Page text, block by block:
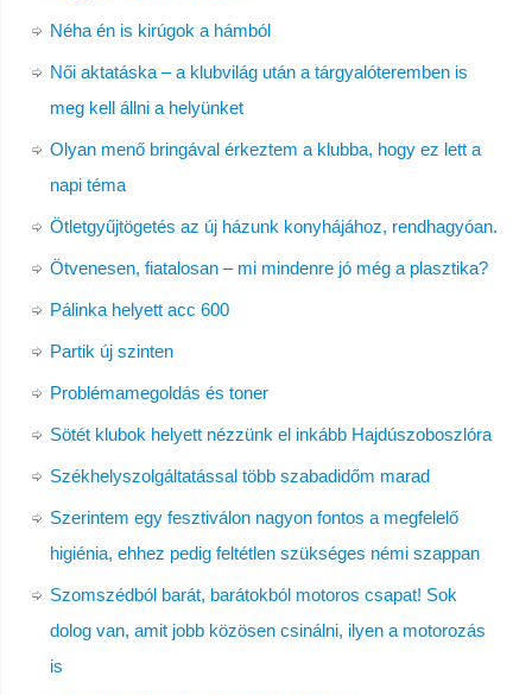
Néha én is kirúgok a hámból
Női aktatáska – a klubvilág után a tárgyalóteremben is
meg kell állni a helyünket
Olyan menő bringával érkeztem a klubba, hogy ez lett a
napi téma
Ötletgyűjtögetés az új házunk konyhájához, rendhagyóan.
Ötvenesen, fiatalosan – mi mindenre jó még a plasztika?
Pálinka helyett acc 600
Partik új szinten
Problémamegoldás és toner
Sötét klubok helyett nézzünk el inkább Hajdúszoboszlóra
Székhelyszolgáltatással több szabadidőm marad
Szerintem egy fesztiválon nagyon fontos a megfelelő
higiénia, ehhez pedig feltétlen szükséges némi szappan
Szomszédból barát, barátokból motoros csapat! Sok
dolog van, amit jobb közösen csinálni, ilyen a motorozás
is